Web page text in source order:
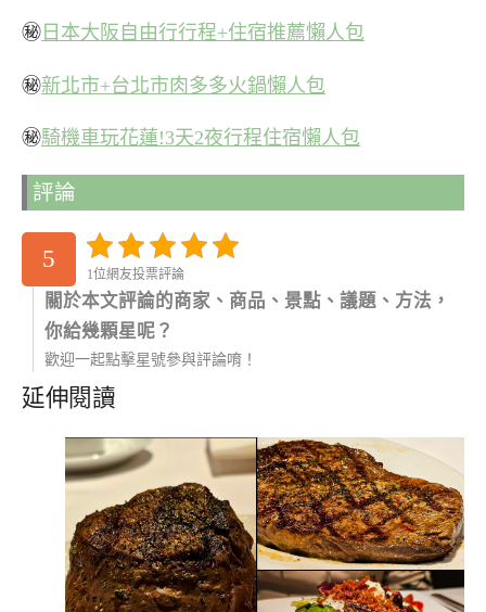
㊙ 日本大阪自由行行程+住宿推薦懶人包
㊙新北市+台北市肉多多火鍋懶人包
㊙騎機車玩花蓮!3天2夜行程住宿懶人包
評論
5
1位網友投票評論
關於本文評論的商家、商品、景點、議題、方法，
你給幾顆星呢？
歡迎一起點擊星號參與評論唷！
延伸閱讀